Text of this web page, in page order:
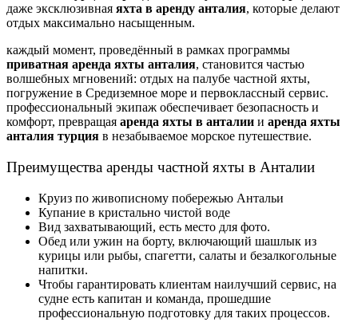
даже эксклюзивная яхта в аренду анталия, которые делают
отдых максимально насыщенным.
каждый момент, проведённый в рамках программы
приватная аренда яхты анталия, становится частью
волшебных мгновений: отдых на палубе частной яхты,
погружение в Средиземное море и первоклассный сервис.
профессиональный экипаж обеспечивает безопасность и
комфорт, превращая аренда яхты в анталии и аренда яхты
анталия турция в незабываемое морское путешествие.
Преимущества аренды частной яхты в Анталии
Круиз по живописному побережью Антальи
Купание в кристально чистой воде
Вид захватывающий, есть место для фото.
Обед или ужин на борту, включающий шашлык из
курицы или рыбы, спагетти, салаты и безалкогольные
напитки.
Чтобы гарантировать клиентам наилучший сервис, на
судне есть капитан и команда, прошедшие
профессиональную подготовку для таких процессов.